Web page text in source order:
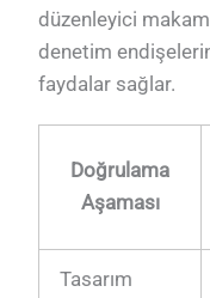
düzenleyici
denetim
faydalar sağlar.
Doğrulama
Aşaması
Tasarım